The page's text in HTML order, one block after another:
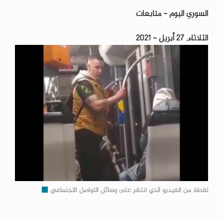
السوري اليوم - متابعات
الثلاثاء, 27 أبريل - 2021
لقطة من الفيديو الذي انتشر على وسائل التواصل الاجتماعي